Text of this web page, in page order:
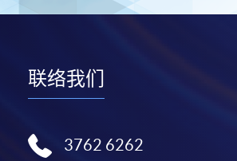
联络我们
3762 6262